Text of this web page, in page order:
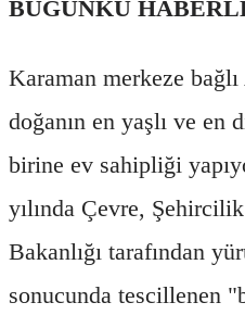
BUGÜNKÜ
Karaman merkeze
doğanın en yaşlı ve en
birine ev sahipliği
yılında Çevre,
Bakanlığı tarafından
sonucunda tescillenen